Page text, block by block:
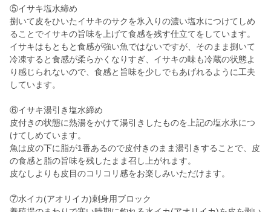
⑤イサキ塩水締め
捌いて皮をひいたイサキのサクを氷入りの濃い塩水につけてしめ
ることでイサキの旨味を上げて食感を残す仕立てをしています。
イサキはもともと食感が強い魚ではないですが、そのまま捌いて
冷凍すると食感が柔らかくなりすぎ、イサキの味も冷蔵の状態よ
り感じられないので、食感と旨味を少しでもあげれるように工夫
しています。
⑥イサキ湯引き塩水締め
皮付きの状態に熱湯をかけて湯引きしたものを上記の塩水氷につ
けてしめています。
魚は皮の下に脂が1番あるので皮付きのまま湯引きすることで、皮
の食感と脂の旨味を残したまま召し上がれます。
皮なしよりも皮目のコリコリ感をお楽しみいただけます。
⑦水イカ(アオリイカ)刺身用ブロック